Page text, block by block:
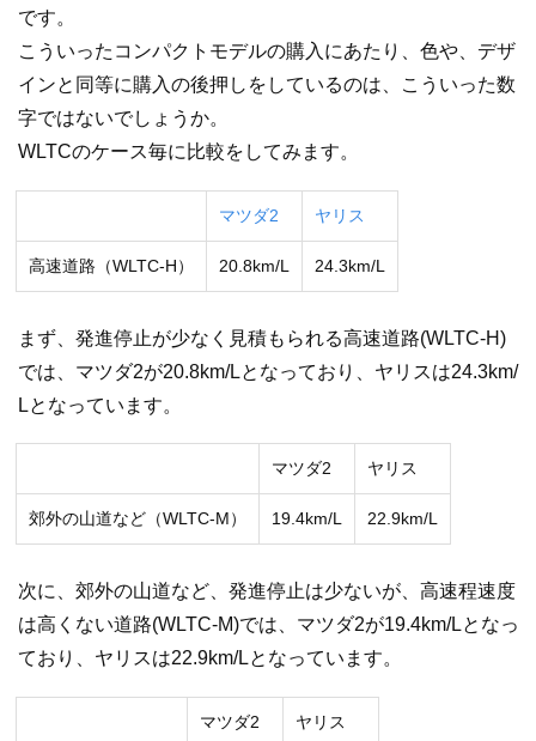
です。
こういったコンパクトモデルの購入にあたり、色や、デザ
インと同等に購入の後押しをしているのは、こういった数
字ではないでしょうか。
WLTCのケース毎に比較をしてみます。
マツダ2 ヤリス
高速道路（WLTC-H） 20.8km/L 24.3km/L
まず、発進停止が少なく見積もられる高速道路(WLTC-H)
では、マツダ2が20.8km/Lとなっており、ヤリスは24.3km/
Lとなっています。
マツダ2 ヤリス
郊外の山道など（WLTC-M） 19.4km/L 22.9km/L
次に、郊外の山道など、発進停止は少ないが、高速程速度
は高くない道路(WLTC-M)では、マツダ2が19.4km/Lとなっ
ており、ヤリスは22.9km/Lとなっています。
マツダ2 ヤリス